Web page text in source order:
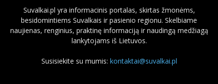
Suvalkai.pl yra informacinis portalas, skirtas žmonėms,
besidomintiems Suvalkais ir pasienio regionu. Skelbiame
naujienas, renginius, praktinę informaciją ir naudingą medžiagą
lankytojams iš Lietuvos.
Susisiekite su mumis: kontaktai@suvalkai.pl